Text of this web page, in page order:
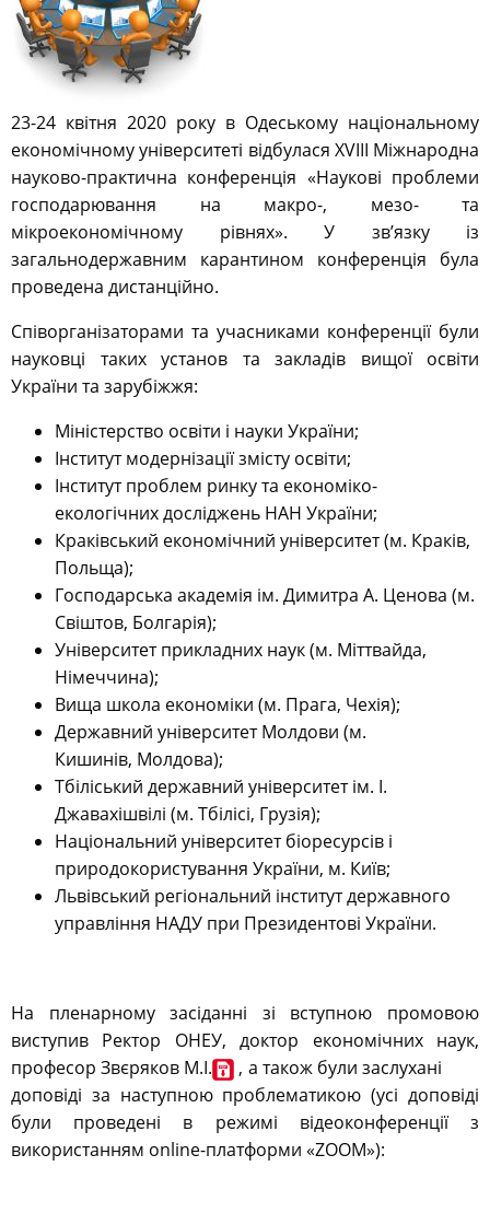
23-24 квітня 2020 року в Одеському національному
економічному університеті відбулася XVІІІ Міжнародна
науково-практична конференція «Наукові проблеми
господарювання на макро-, мезо- та
мікроекономічному рівнях». У зв’язку із
загальнодержавним карантином конференція була
проведена дистанційно.
Співорганізаторами та учасниками конференції були
науковці таких установ та закладів вищої освіти
України та зарубіжжя:
Міністерство освіти і науки України;
Інститут модернізації змісту освіти;
Інститут проблем ринку та економіко-
екологічних досліджень НАН України;
Краківський економічний університет (м. Краків,
Польща);
Господарська академія ім. Димитра А. Ценова (м.
Свіштов, Болгарія);
Університет прикладних наук (м. Міттвайда,
Німеччина);
Вища школа економіки (м. Прага, Чехія);
Державний університет Молдови (м.
Кишинів, Молдова);
Тбіліський державний університет ім. І.
Джавахішвілі (м. Тбілісі, Грузія);
Національний університет біоресурсів і
природокористування України, м. Київ;
Львівський регіональний інститут державного
управління НАДУ при Президентові України.
На пленарному засіданні зі вступною промовою
виступив Ректор ОНЕУ, доктор економічних наук,
професор Звєряков М.І.
, а також були заслухані
доповіді за наступною проблематикою (усі доповіді
були проведені в режимі відеоконференції з
використанням online-платформи «ZOOM»):